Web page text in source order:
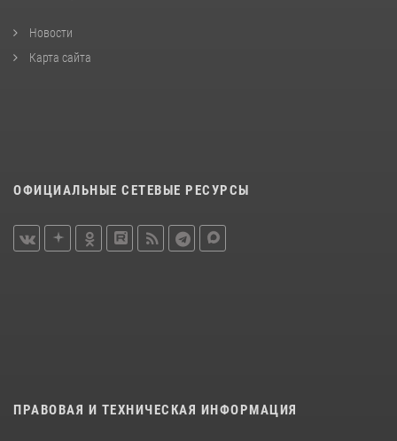
Новости
Карта сайта
ОФИЦИАЛЬНЫЕ СЕТЕВЫЕ РЕСУРСЫ
ПРАВОВАЯ И ТЕХНИЧЕСКАЯ ИНФОРМАЦИЯ